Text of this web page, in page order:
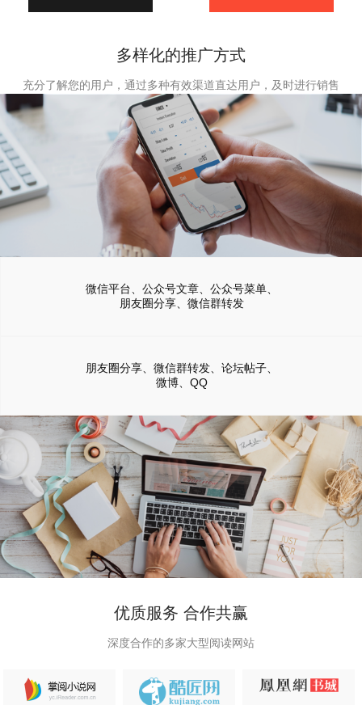
多样化的推广方式
充分了解您的用户，通过多种有效渠道直达用户，及时进行销售
微信平台、公众号文章、公众号菜单、
朋友圈分享、微信群转发
朋友圈分享、微信群转发、论坛帖子、
微博、QQ
优质服务 合作共赢
深度合作的多家大型阅读网站